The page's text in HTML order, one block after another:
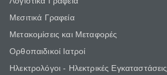
Μεσιτικά Γραφεία
Μετακομίσεις και Μεταφορές
Ορθοπαιδικοί Ιατροί
Ηλεκτρολόγοι - Ηλεκτρικές Εγκαταστάσεις